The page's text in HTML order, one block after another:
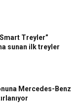
Treyler”
sunan ilk treyler
Mercedes-Benz